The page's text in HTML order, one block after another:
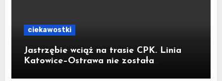
ciekawostki
Jastrzębie wciąż na trasie CPK. Linia
Katowice–Ostrawa nie została